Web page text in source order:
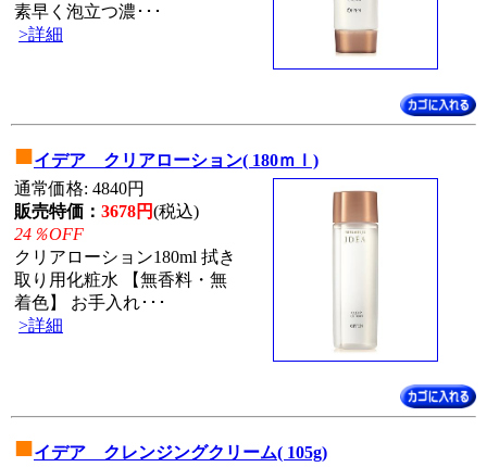
素早く泡立つ濃･･･
>詳細
■イデア クリアローション( 180ｍｌ)
通常価格: 4840円
販売特価： 3678円(税込)
24％OFF
クリアローション180ml 拭き
取り用化粧水 【無香料・無
着色】 お手入れ･･･
>詳細
■イデア クレンジングクリーム( 105g)